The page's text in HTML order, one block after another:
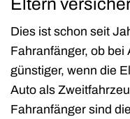
Dies ist schon seit
Fahranfänger, ob bei
günstiger, wenn die
Auto als
Fahranfänger sind